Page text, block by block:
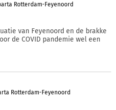
Rotterdam-Feyenoord
van Feyenoord en de brakke
de COVID pandemie wel een
Rotterdam-Feyenoord